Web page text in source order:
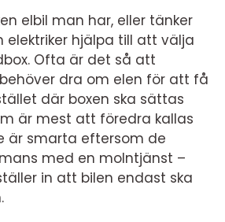
elbil man har, eller tänker
elektriker hjälpa till att välja
Ofta är det så att
dra om elen för att få
där boxen ska sättas
är mest att föredra kallas
är smarta eftersom de
med en molntjänst –
in att bilen endast ska